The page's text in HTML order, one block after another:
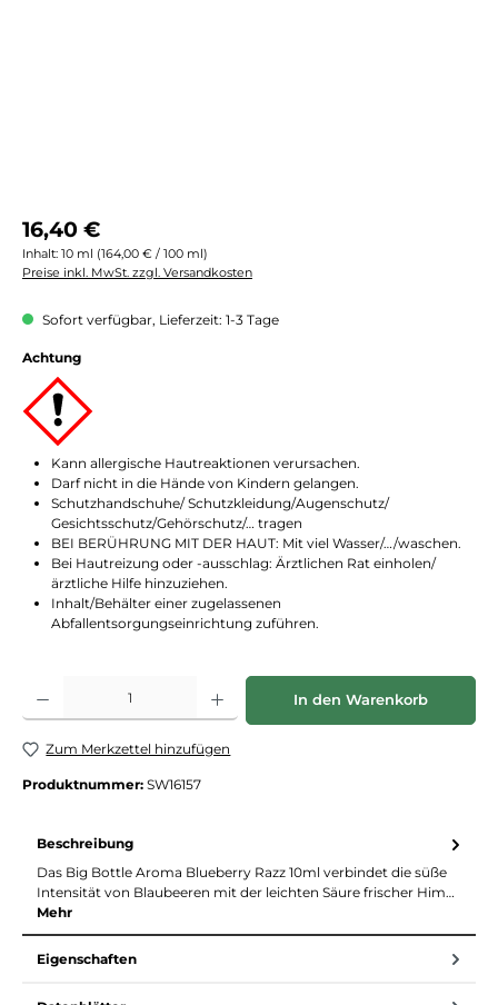
Regulärer Preis:
16,40 €
Inhalt: 10 ml (164,00 € / 100 ml)
Preise inkl. MwSt. zzgl. Versandkosten
Sofort verfügbar, Lieferzeit: 1-3 Tage
Achtung
Kann allergische Hautreaktionen verursachen.
Darf nicht in die Hände von Kindern gelangen.
Schutzhandschuhe/ Schutzkleidung/Augenschutz/
Gesichtsschutz/Gehörschutz/… tragen
BEI BERÜHRUNG MIT DER HAUT: Mit viel Wasser/…/waschen.
Bei Hautreizung oder -ausschlag: Ärztlichen Rat einholen/
ärztliche Hilfe hinzuziehen.
Inhalt/Behälter einer zugelassenen
Abfallentsorgungseinrichtung zuführen.
Produkt Anzahl: Gib den gewünschten Wert ein oder benutze die
In den Warenkorb
Zum Merkzettel hinzufügen
Produktnummer: SW16157
Beschreibung
Das Big Bottle Aroma Blueberry Razz 10ml verbindet die süße
Intensität von Blaubeeren mit der leichten Säure frischer Him…
Mehr
Eigenschaften